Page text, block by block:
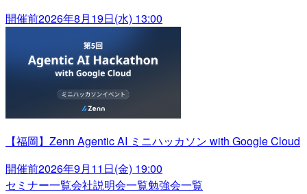
開催前2026年8月19日(水) 13:00
【福岡】Zenn Agentic AI ミニハッカソン with Google Cloud
開催前2026年9月11日(金) 19:00
セミナー一覧会社説明会一覧勉強会一覧